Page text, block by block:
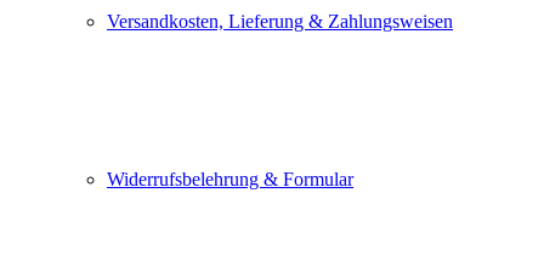
Versandkosten, Lieferung & Zahlungsweisen
Widerrufsbelehrung & Formular